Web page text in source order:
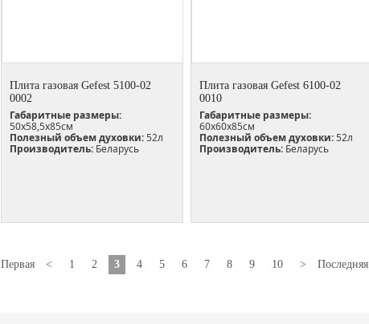
Плита газовая Gefest 5100-02
0002
Габаритные размеры:
50х58,5х85см
Полезный объем духовки:52л
Производитель: Беларусь
Плита газовая Gefest 6100-02
0010
Габаритные размеры:
60х60х85см
Полезный объем духовки:52л
Производитель: Беларусь
Первая < 1 2 3 4 5 6 7 8 9 10 > Последняя